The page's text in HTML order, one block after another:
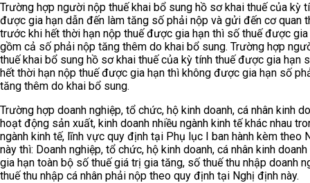
Trường hợp người nộp thuế khai bổ sung hồ sơ khai thuế của kỳ
được gia hạn dẫn đến làm tăng số phải nộp và gửi đến cơ quan
trước khi hết thời hạn nộp thuế được gia hạn thì số thuế được gia
gồm cả số phải nộp tăng thêm do khai bổ sung. Trường hợp
thuế khai bổ sung hồ sơ khai thuế của kỳ tính thuế được gia hạn
hết thời hạn nộp thuế được gia hạn thì không được gia hạn số
tăng thêm do khai bổ sung.
Trường hợp doanh nghiệp, tổ chức, hộ kinh doanh, cá nhân kinh
hoạt động sản xuất, kinh doanh nhiều ngành kinh tế khác nhau
ngành kinh tế, lĩnh vực quy định tại Phụ lục I ban hành kèm theo
này thì: Doanh nghiệp, tổ chức, hộ kinh doanh, cá nhân kinh
gia hạn toàn bộ số thuế giá trị gia tăng, số thuế thu nhập doanh
thuế thu nhập cá nhân phải nộp theo quy định tại Nghị định này.